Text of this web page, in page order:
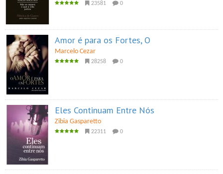
23581 0
Amor é para os Fortes, O
Marcelo Cezar
28258 0
Eles Continuam Entre Nós
Zibia Gasparetto
22311 0